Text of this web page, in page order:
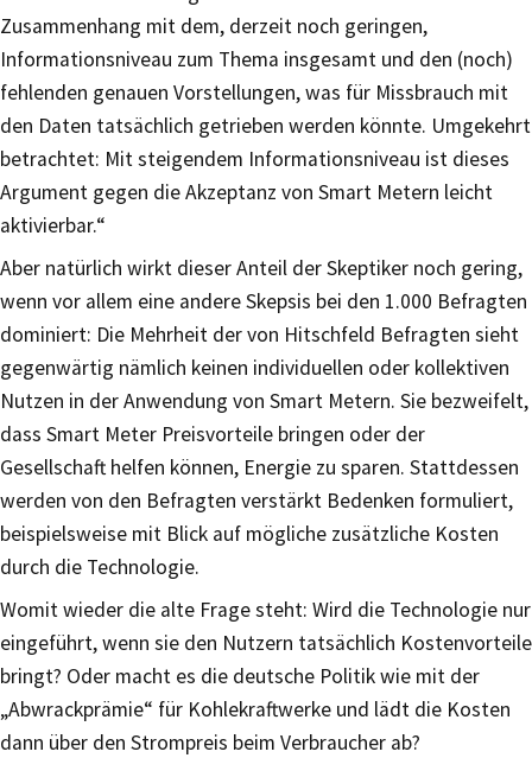
Zusammenhang mit dem, derzeit noch geringen,
Informationsniveau zum Thema insgesamt und den (noch)
fehlenden genauen Vorstellungen, was für Missbrauch mit
den Daten tatsächlich getrieben werden könnte. Umgekehrt
betrachtet: Mit steigendem Informationsniveau ist dieses
Argument gegen die Akzeptanz von Smart Metern leicht
aktivierbar.“
Aber natürlich wirkt dieser Anteil der Skeptiker noch gering,
wenn vor allem eine andere Skepsis bei den 1.000 Befragten
dominiert: Die Mehrheit der von Hitschfeld Befragten sieht
gegenwärtig nämlich keinen individuellen oder kollektiven
Nutzen in der Anwendung von Smart Metern. Sie bezweifelt,
dass Smart Meter Preisvorteile bringen oder der
Gesellschaft helfen können, Energie zu sparen. Stattdessen
werden von den Befragten verstärkt Bedenken formuliert,
beispielsweise mit Blick auf mögliche zusätzliche Kosten
durch die Technologie.
Womit wieder die alte Frage steht: Wird die Technologie nur
eingeführt, wenn sie den Nutzern tatsächlich Kostenvorteile
bringt? Oder macht es die deutsche Politik wie mit der
„Abwrackprämie“ für Kohlekraftwerke und lädt die Kosten
dann über den Strompreis beim Verbraucher ab?